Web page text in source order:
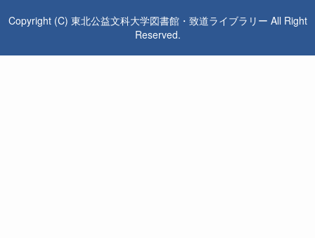
Copyright (C) 東北公益文科大学図書館・致道ライブラリー All Right
Reserved.